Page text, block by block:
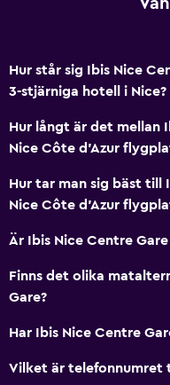
Säkerhetsvakt dygnet
Tjänster och
Väckningsservice
Kassaskåp
Mötesrum
Expressutcheckning
Privat incheckning/
Reception dygnet runt
Badrum
Hur står sig Ibis Nice
3-stjärniga hotell i Nice?
Hur långt är det mellan
Nice Côte d'Azur
Hur tar man sig bäst till
Nice Côte d'Azur
Är Ibis Nice Centre
Finns det olika
Gare?
Har Ibis Nice Centre
Vilket är telefonnumret